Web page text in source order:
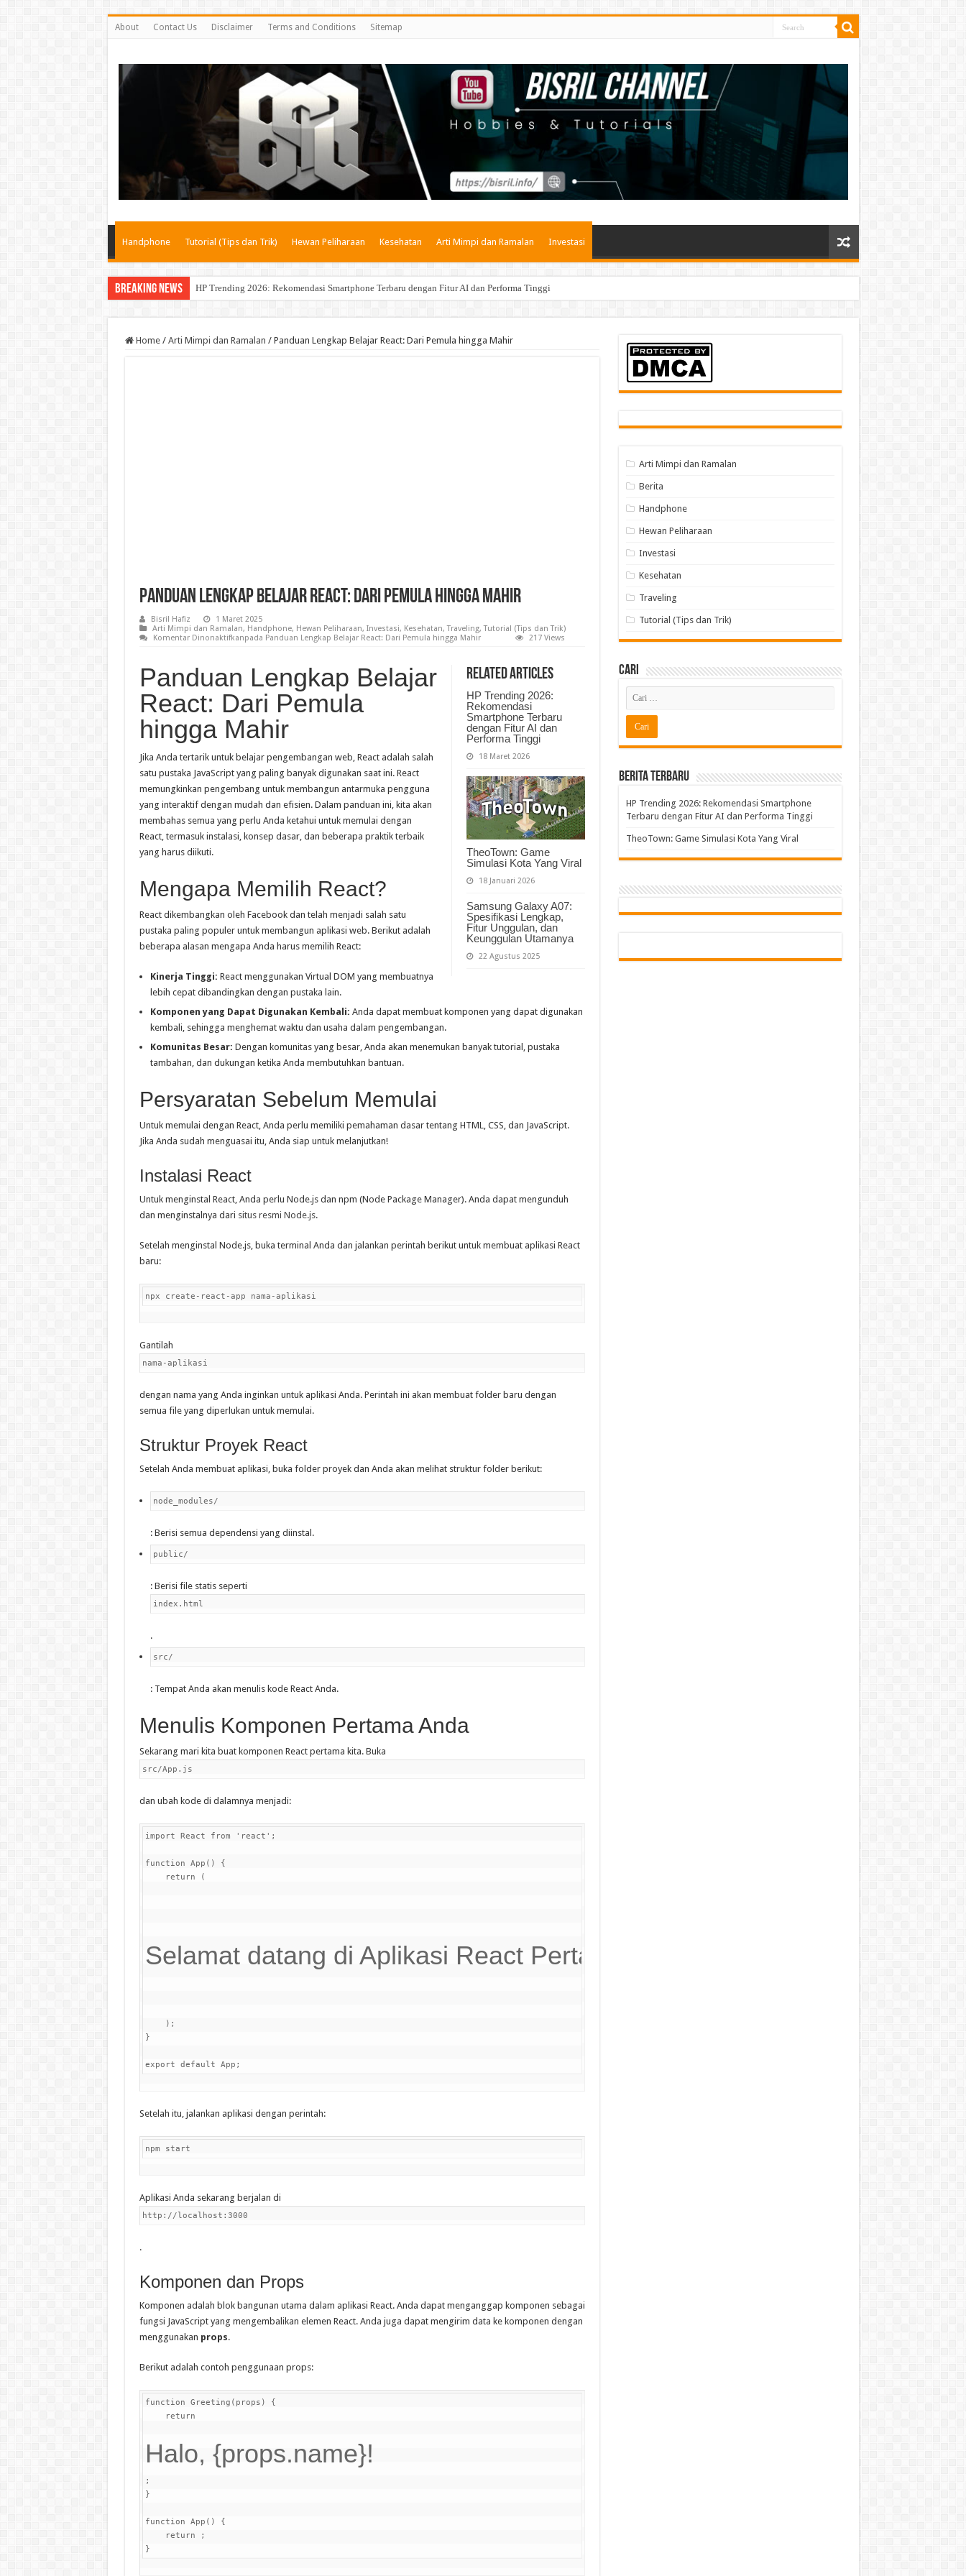
About Contact Us Disclaimer Terms and Conditions Sitemap
Handphone Tutorial (Tips dan Trik) Hewan Peliharaan Kesehatan Arti Mimpi dan Ramalan Investasi
Breaking News HP Trending 2026: Rekomendasi Smartphone Terbaru dengan Fitur AI dan Performa Tinggi
Home / Arti Mimpi dan Ramalan / Panduan Lengkap Belajar React: Dari Pemula hingga Mahir
Panduan Lengkap Belajar React: Dari Pemula hingga Mahir
Bisril Hafiz
1 Maret 2025
Arti Mimpi dan Ramalan, Handphone, Hewan Peliharaan, Investasi, Kesehatan,Traveling,Tutorial (Tips dan Trik)
Komentar Dinonaktifkanpada Panduan Lengkap Belajar React: Dari Pemula hingga Mahir 217 Views
Related Articles
HP Trending 2026:
Rekomendasi
Smartphone Terbaru
dengan Fitur AI dan
Performa Tinggi
18 Maret 2026
TheoTown: Game
Simulasi Kota Yang Viral
18 Januari 2026
Samsung Galaxy A07:
Spesifikasi Lengkap,
Fitur Unggulan, dan
Keunggulan Utamanya
22 Agustus 2025
Panduan Lengkap Belajar
React: Dari Pemula
hingga Mahir
Jika Anda tertarik untuk belajar pengembangan web, React adalah salah
satu pustaka JavaScript yang paling banyak digunakan saat ini. React
memungkinkan pengembang untuk membangun antarmuka pengguna
yang interaktif dengan mudah dan efisien. Dalam panduan ini, kita akan
membahas semua yang perlu Anda ketahui untuk memulai dengan
React, termasuk instalasi, konsep dasar, dan beberapa praktik terbaik
yang harus diikuti.
Mengapa Memilih React?
React dikembangkan oleh Facebook dan telah menjadi salah satu
pustaka paling populer untuk membangun aplikasi web. Berikut adalah
beberapa alasan mengapa Anda harus memilih React:
Kinerja Tinggi: React menggunakan Virtual DOM yang membuatnya
lebih cepat dibandingkan dengan pustaka lain.
Komponen yang Dapat Digunakan Kembali: Anda dapat membuat komponen yang dapat digunakan
kembali, sehingga menghemat waktu dan usaha dalam pengembangan.
Komunitas Besar: Dengan komunitas yang besar, Anda akan menemukan banyak tutorial, pustaka
tambahan, dan dukungan ketika Anda membutuhkan bantuan.
Persyaratan Sebelum Memulai
Untuk memulai dengan React, Anda perlu memiliki pemahaman dasar tentang HTML, CSS, dan JavaScript.
Jika Anda sudah menguasai itu, Anda siap untuk melanjutkan!
Instalasi React
Untuk menginstal React, Anda perlu Node.js dan npm (Node Package Manager). Anda dapat mengunduh
dan menginstalnya dari situs resmi Node.js.
Setelah menginstal Node.js, buka terminal Anda dan jalankan perintah berikut untuk membuat aplikasi React
baru:
npx create-react-app nama-aplikasi
Gantilah
nama-aplikasi
dengan nama yang Anda inginkan untuk aplikasi Anda. Perintah ini akan membuat folder baru dengan
semua file yang diperlukan untuk memulai.
Struktur Proyek React
Setelah Anda membuat aplikasi, buka folder proyek dan Anda akan melihat struktur folder berikut:
node_modules/
: Berisi semua dependensi yang diinstal.
public/
: Berisi file statis seperti
index.html
.
src/
: Tempat Anda akan menulis kode React Anda.
Menulis Komponen Pertama Anda
Sekarang mari kita buat komponen React pertama kita. Buka
src/App.js
dan ubah kode di dalamnya menjadi:
import React from 'react';
function App() {
    return (
Selamat datang di Aplikasi React Pertama Anda!
    );
}
export default App;
Setelah itu, jalankan aplikasi dengan perintah:
npm start
Aplikasi Anda sekarang berjalan di
http://localhost:3000
.
Komponen dan Props
Komponen adalah blok bangunan utama dalam aplikasi React. Anda dapat menganggap komponen sebagai
fungsi JavaScript yang mengembalikan elemen React. Anda juga dapat mengirim data ke komponen dengan
menggunakan props.
Berikut adalah contoh penggunaan props:
function Greeting(props) {
    return
Halo, {props.name}!
;
}
function App() {
    return ;
}
Arti Mimpi dan Ramalan
Berita
Handphone
Hewan Peliharaan
Investasi
Kesehatan
Traveling
Tutorial (Tips dan Trik)
Cari
Berita Terbaru
HP Trending 2026: Rekomendasi Smartphone
Terbaru dengan Fitur AI dan Performa Tinggi
TheoTown: Game Simulasi Kota Yang Viral